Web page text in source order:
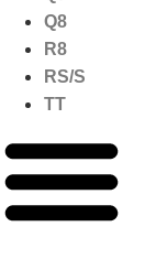
Q8
R8
RS/S
TT